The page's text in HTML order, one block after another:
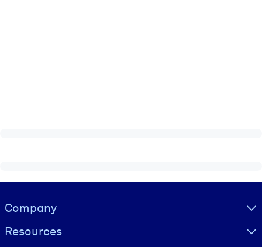
Visually hidden Text
Company
Resources